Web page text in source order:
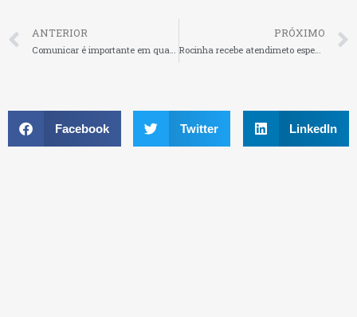
ANTERIOR PRÓXIMO
Rocinha recebe atendimeto especial para empreendedores
Facebook Twitter LinkedIn